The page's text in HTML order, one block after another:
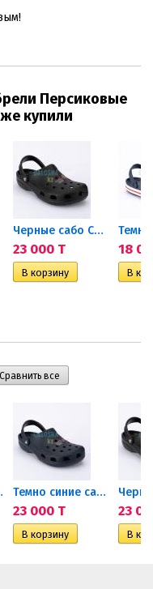
Персиковые
купили
Черные сабо CROCS Classic Clog
23 000 T 18
Темно синие сабо CROCS...
23 000 T 23